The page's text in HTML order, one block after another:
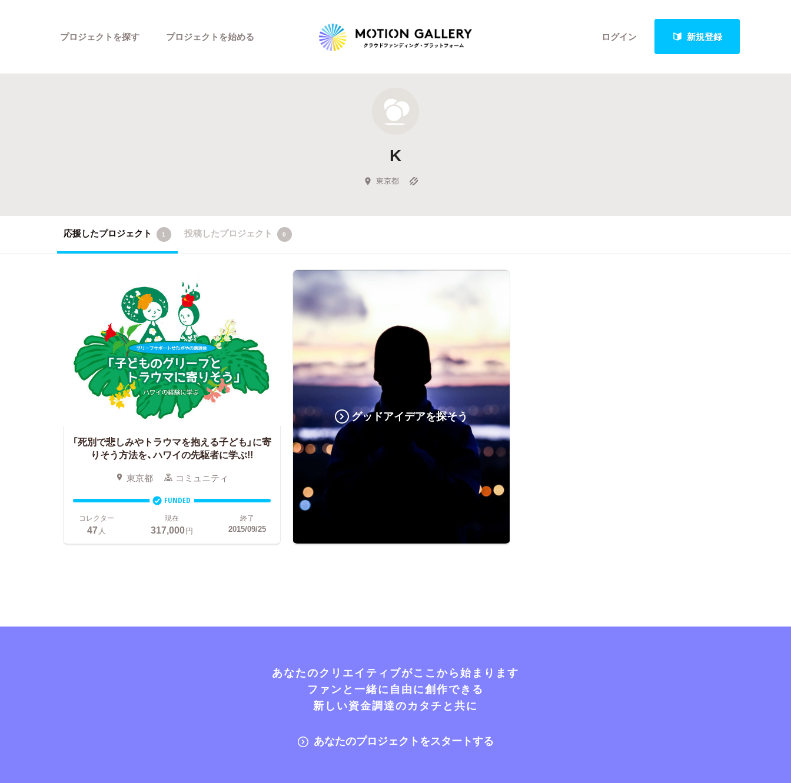
ログイン 新規登録
プロジェクトを探す
新着プロジェクト
Feature
キュレーターから探す
プロジェクトを始める
K
東京都
応援したプロジェクト 1 投稿したプロジェクト 0
「死別で悲しみやトラウマを抱える子ども」に寄
りそう方法を、ハワイの先駆者に学ぶ!!
東京都 コミュニティ
FUNDED
コレクター
47人
現在
317,000円
終了
2015/09/25
グッドアイデアを探そう
あなたのクリエイティブがここから始まります
ファンと一緒に自由に創作できる
新しい資金調達のカタチと共に
あなたのプロジェクトをスタートする